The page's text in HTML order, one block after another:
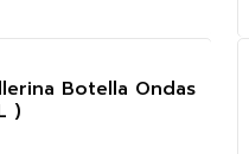
Botella Ondas
)